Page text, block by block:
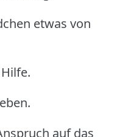
etwas von
auf das